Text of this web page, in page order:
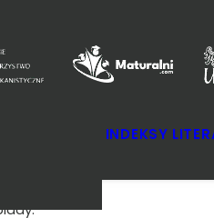
INDEKSY